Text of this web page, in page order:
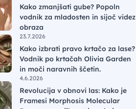
Kako zmanjšati gube? Popoln
vodnik za mladosten in sijoč videz
obraza
23.7.2026
Kako izbrati pravo krtačo za lase?
Vodnik po krtačah Olivia Garden
in moči naravnih ščetin.
4.6.2026
Revolucija v obnovi las: Kako je
Framesi Morphosis Molecular